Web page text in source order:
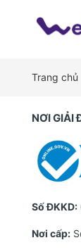
Trang chủ
NƠI GIẢI
Số ĐKKD:
Nơi cấp: